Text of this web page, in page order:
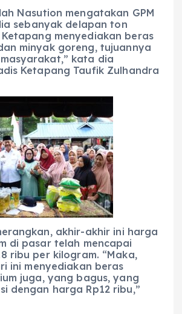
Nasution mengatakan GPM
sebanyak delapan ton
Ketapang menyediakan beras
minyak goreng, tujuannya
kata dia
Ketapang Taufik Zulhandra
akhir-akhir ini harga
di pasar telah mencapai
ribu per kilogram. “Maka,
ini menyediakan beras
juga, yang bagus, yang
dengan harga Rp12 ribu,”